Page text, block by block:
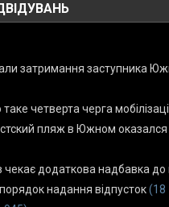
затримання заступника
четверта черга
пляж в Южном
чекає додаткова надбавка до
порядок надання відпусток (18